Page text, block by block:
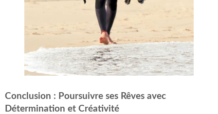
Conclusion : Poursuivre ses Rêves avec
Détermination et Créativité